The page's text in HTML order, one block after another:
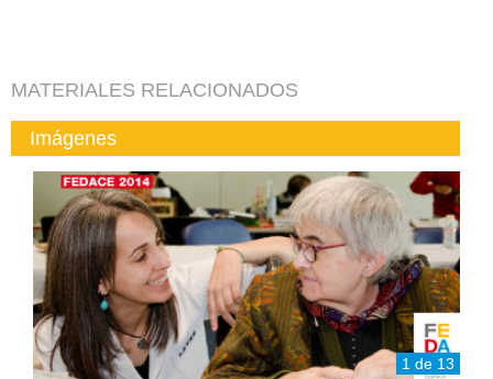
MATERIALES RELACIONADOS
Imágenes
1 de 13